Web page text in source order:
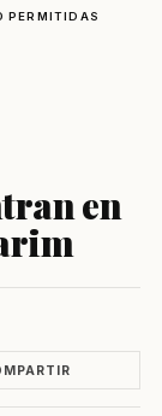
PERMITIDAS
en